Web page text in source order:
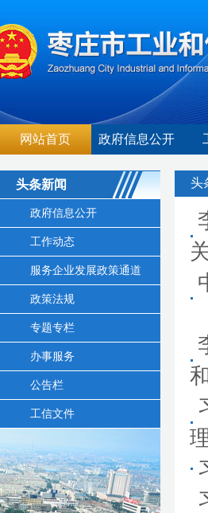
网站首页 政府信息公开
头条新闻
政府信息公开
工作动态
服务企业发展政策通道
政策法规
专题专栏
办事服务
公告栏
工信文件
头